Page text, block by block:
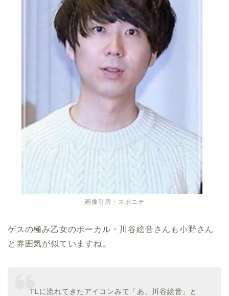
画像引用：スポニチ
ゲスの極み乙女のボーカル・川谷絵音さんも小野さん
と雰囲気が似ていますね。
TLに流れてきたアイコンみて「あ、川谷絵音」と